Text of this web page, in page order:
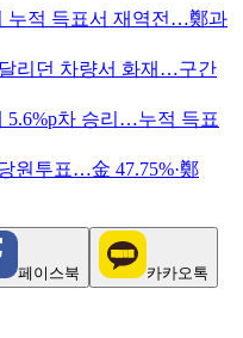
누적 득표서 재역전…鄭과
리던 차량서 화재…구간
5.6%p차 승리…누적 득표
원투표…金 47.75%·鄭
페이스북 카카오톡